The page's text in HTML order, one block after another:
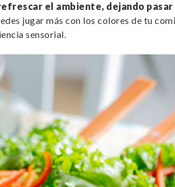
el ambiente, dejando
jugar más con los colores de tu
sensorial.